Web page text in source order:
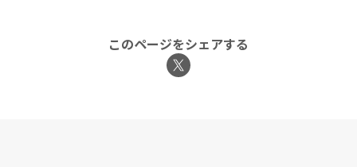
このページをシェアする